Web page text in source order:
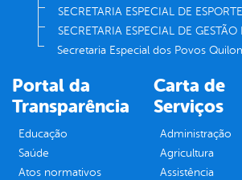
SECRETARIA ESPECIAL DE
SECRETARIA ESPECIAL DE GESTÃO
Secretaria Especial dos Povos
Portal da
Transparência
Educação
Saúde
Atos normativos
Carta de
Serviços
Administração
Agricultura
Assistência